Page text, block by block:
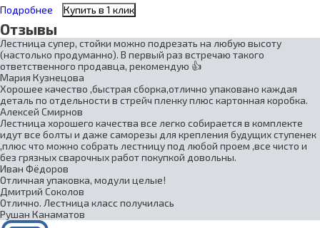
Подробнее
Купить в 1 клик
Отзывы
Лестница супер, стойки можно подрезать на любую высоту
(настолько продуманно). В первый раз встречаю такого
ответственного продавца, рекомендую 👍
Мария Кузнецова
Хорошее качество ,быстрая сборка,отлично упаковано каждая
деталь по отдельности в стрейч пленку плюс картонная коробка.
Алексей Смирнов
Лестница хорошего качества все легко собирается в комплекте
идут все болты и даже саморезы для крепления будущих ступенек
,плюс что можно собрать лестницу под любой проем ,все чисто и
без грязных сварочных работ покупкой довольны.
Иван Фёдоров
Отличная упаковка, модули целые!
Дмитрий Соколов
Отлично. Лестница класс получилась
Рушан Канаматов